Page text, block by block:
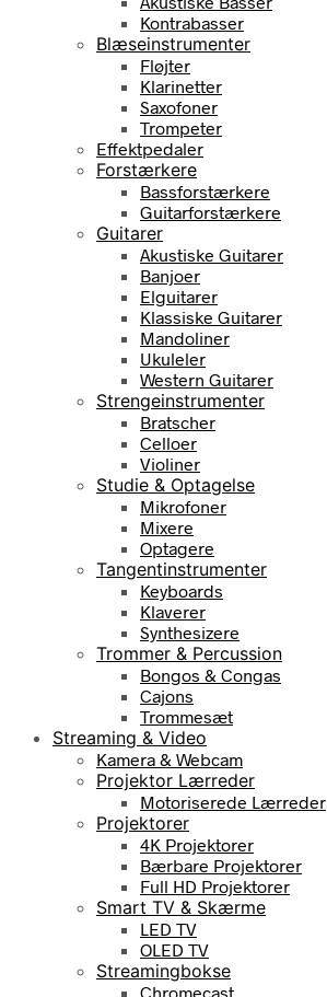
Kontrabasser
Blæseinstrumenter
Fløjter
Klarinetter
Saxofoner
Trompeter
Effektpedaler
Forstærkere
Bassforstærkere
Guitarforstærkere
Guitarer
Akustiske Guitarer
Banjoer
Elguitarer
Klassiske Guitarer
Mandoliner
Ukuleler
Western Guitarer
Strengeinstrumenter
Bratscher
Celloer
Violiner
Studie & Optagelse
Mikrofoner
Mixere
Optagere
Tangentinstrumenter
Keyboards
Klaverer
Synthesizere
Trommer & Percussion
Bongos & Congas
Cajons
Trommesæt
Streaming & Video
Kamera & Webcam
Projektor Lærreder
Motoriserede Lærreder
Projektorer
4K Projektorer
Bærbare Projektorer
Full HD Projektorer
Smart TV & Skærme
LED TV
OLED TV
Streamingbokse
Chromecast